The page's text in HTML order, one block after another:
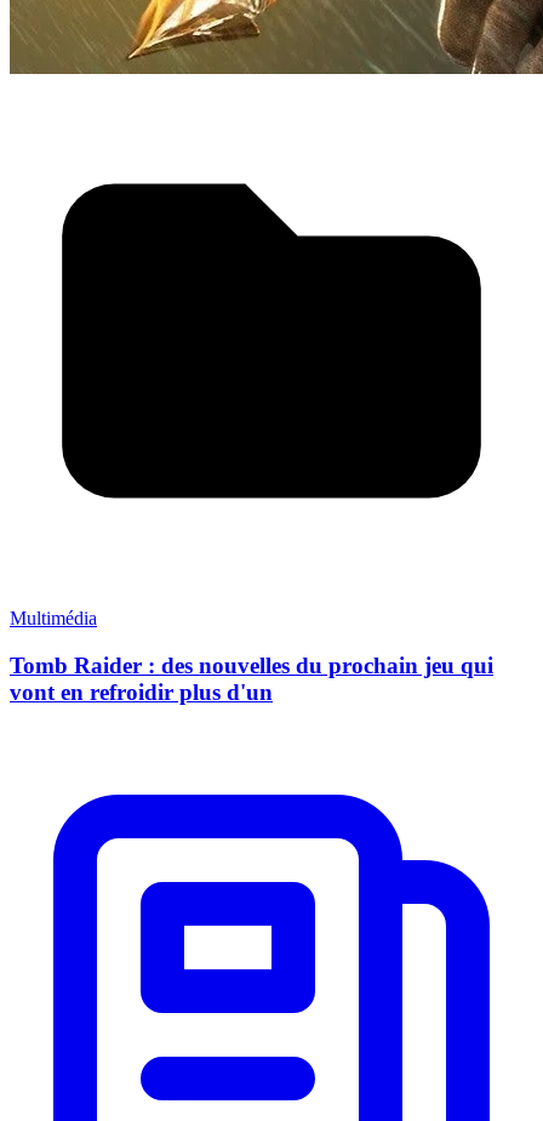
Multimédia
Tomb Raider : des nouvelles du prochain jeu qui
vont en refroidir plus d'un